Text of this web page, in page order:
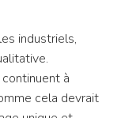
industriels,
à
cela devrait